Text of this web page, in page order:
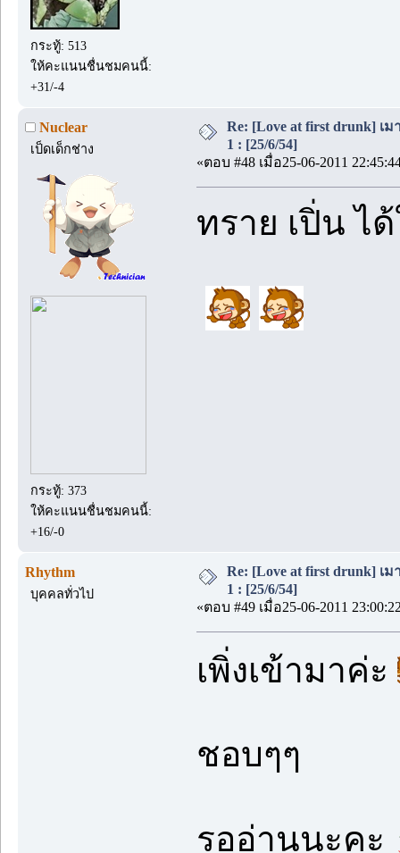
กระทู้: 513
ให้คะแนนชื่นชมคนนี้:
+31/-4
Nuclear
เป็ดเด็กช่าง
กระทู้: 373
ให้คะแนนชื่นชมคนนี้:
+16/-0
Re: [Love at first drunk] เ
1 : [25/6/54]
«ตอบ #48 เมื่อ25-06-2011
ทราย เปิ่น ไ
Rhythm
บุคคลทั่วไป
Re: [Love at first drunk] เ
1 : [25/6/54]
«ตอบ #49 เมื่อ25-06-2011
เพิ่งเข้ามาค่ะ
ชอบๆๆ
รออ่านนะคะ